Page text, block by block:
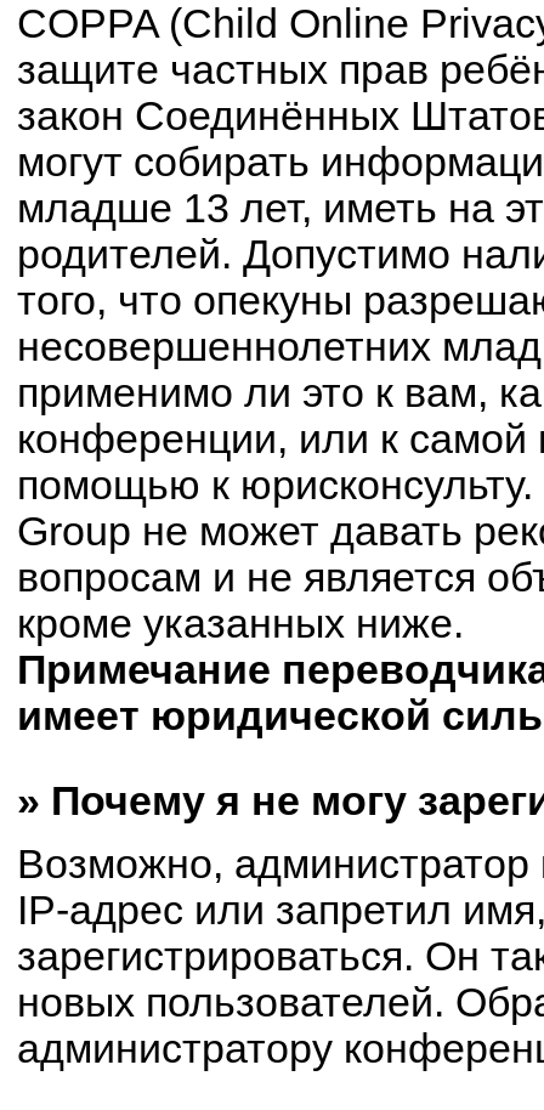
COPPA (Child Online
защите частных прав
закон Соединённых
могут собирать
младше 13 лет, иметь на
родителей. Допустимо
того, что опекуны
несовершеннолетних
применимо ли это к вам,
конференции, или к самой
помощью к
Group не может давать
вопросам и не является
кроме указанных ниже.
Примечание
имеет юридической
» Почему я не могу
Возможно,
IP-адрес или запретил
зарегистрироваться. Он
новых пользователей.
администратору